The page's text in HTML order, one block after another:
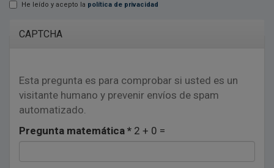
He leído y acepto la política de privacidad
CAPTCHA
Esta pregunta es para comprobar si usted es un
visitante humano y prevenir envíos de spam
automatizado.
Pregunta matemática * 2 + 0 =